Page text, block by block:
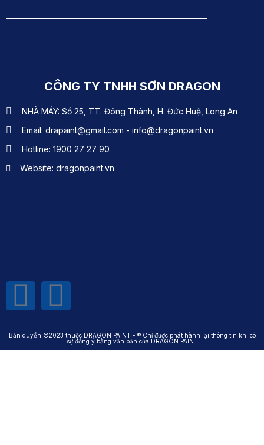
CÔNG TY TNHH SƠN DRAGON
NHÀ MÁY: Số 25, TT. Đông Thành, H. Đức Huệ, Long An
Email: drapaint@gmail.com - info@dragonpaint.vn
Hotline: 1900 27 27 90
Website: dragonpaint.vn
Bản quyền ©2023 thuộc DRAGON PAINT - ® Chỉ được phát hành lại thông tin khi có
sự đồng ý bằng văn bản của DRAGON PAINT